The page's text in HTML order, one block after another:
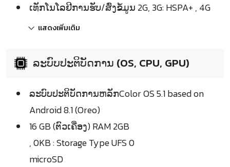
ເທັກໂນໂລຢີການຮັບ/ສົ່ງຂໍ້ມູນ 2G, 3G: HSPA+ , 4G
แสดงเพิ่มเติม
ລະບົບປະຕິບັດການ (OS, CPU, GPU)
ລະບົບປະຕິບັດການຫລັກColor OS 5.1 based on
Android 8.1 (Oreo)
16 GB (ຕົວເຄື່ອງ) RAM 2GB
, 0KB : Storage Type UFS 0
microSD